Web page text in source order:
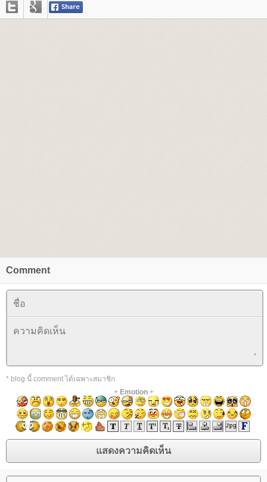
Comment
* blog นี้ comment ได้เฉพาะสมาชิก
+ Emotion+